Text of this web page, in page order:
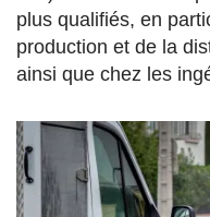
plus qualifiés, en
production et de la
ainsi que chez les